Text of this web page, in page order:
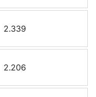
2.339
2.206